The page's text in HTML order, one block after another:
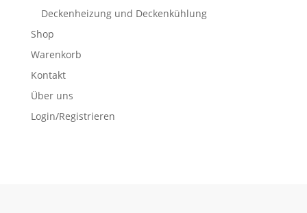
Deckenheizung und Deckenkühlung
Shop
Warenkorb
Kontakt
Über uns
Login/Registrieren